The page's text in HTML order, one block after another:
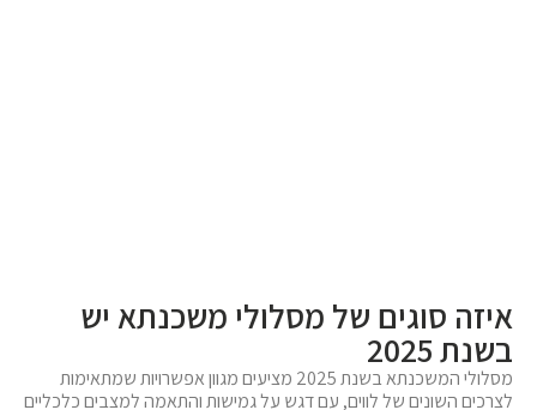
איזה סוגים של מסלולי משכנתא יש
בשנת 2025
מסלולי המשכנתא בשנת 2025 מציעים מגוון אפשרויות שמתאימות
לצרכים השונים של לווים, עם דגש על גמישות והתאמה למצבים כלכליים